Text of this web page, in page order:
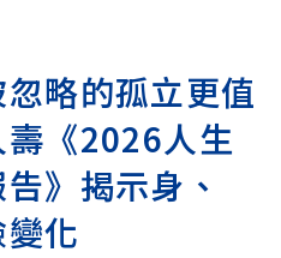
略的孤立更值
《2026人生
》揭示身、
化